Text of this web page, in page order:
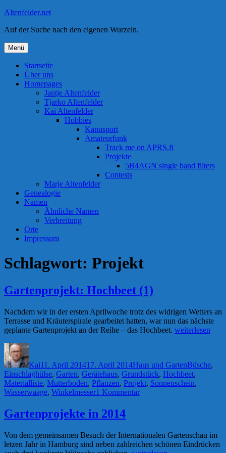
Zum
springen
Altenfelder.net
Auf der Suche nach den eigenen Wurzeln.
Menü
Startseite
Über uns
Homepages
Jantje Altenfelder
Tjarko Altenfelder
Kai Altenfelder
Hobbies
Kanusport
Amateurfunk
Track me on APRS.fi
Projekte
5B4AGN single band filters
Contests
Marje Altenfelder
Genealogie
Namen
Ähnliche Namen
Verbreitung
Orte
Impressum
Schlagwort: Projekt
Gartenprojekt: Hochbeet (1)
Nachdem wir in der ersten Aprilwoche trotz des widrigen Wetters an
Terrasse und Kräuterspirale gearbeitet hatten, war nun das nächste
geplante Gartenprojekt an der Reihe – das Hochbeet. „Gartenprojekt:
weiterlesen
Autor
Kai11. April 201417. April 2014Haus und GartenBüsche,
Einschlaghülse, Garten, Gerätehaus, Grundstück, Hochbeet,
Materialliste, Mutterboden, Pflanzen, Projekt, Sonnenschein,
Wasserwaage, Winkelmesser1 Kommentarzu
Gartenprojekte in 2014
Von dem gemeinsamen Besuch der Internationalen Gartenschau im
letzen Jahr in Hamburg sind neben zahlreichen schönen Eindrücken